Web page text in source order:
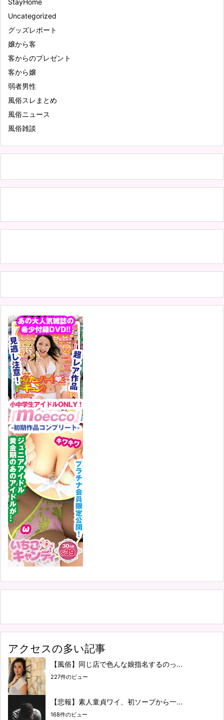
StayHome
Uncategorized
グッズレポート
嬢から客
客からのプレゼント
客から嬢
弱者男性
風俗スレまとめ
風俗ニュース
風俗雑談
アクセスの多い記事
【風俗】同じ店で色んな娘指名するのっ...
227件のビュー
【悲報】素人童貞ワイ、初ソープから一...
168件のビュー